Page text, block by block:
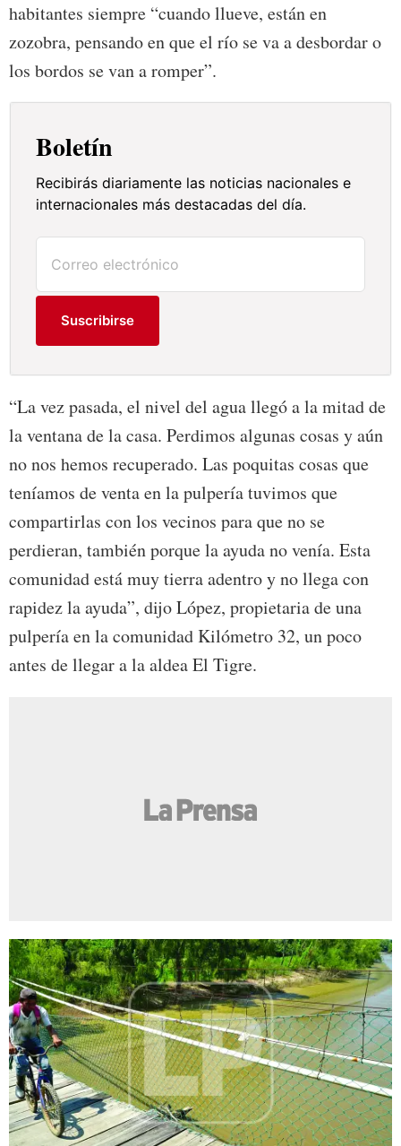
habitantes siempre “cuando llueve, están en
zozobra, pensando en que el río se va a desbordar o
los bordos se van a romper”.
Boletín
Recibirás diariamente las noticias nacionales e
internacionales más destacadas del día.
Suscribirse
“La vez pasada, el nivel del agua llegó a la mitad de
la ventana de la casa. Perdimos algunas cosas y aún
no nos hemos recuperado. Las poquitas cosas que
teníamos de venta en la pulpería tuvimos que
compartirlas con los vecinos para que no se
perdieran, también porque la ayuda no venía. Esta
comunidad está muy tierra adentro y no llega con
rapidez la ayuda”, dijo López, propietaria de una
pulpería en la comunidad Kilómetro 32, un poco
antes de llegar a la aldea El Tigre.